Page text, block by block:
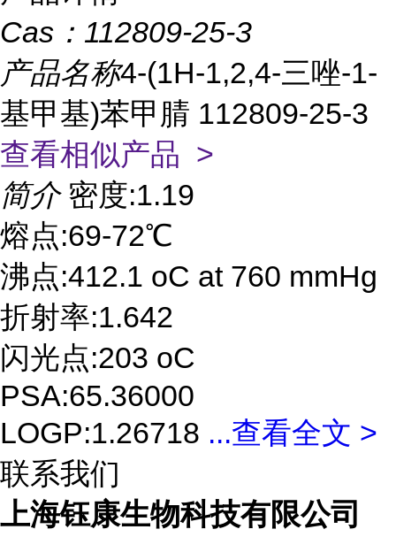
Cas： 112809-25-3
产品名称4-(1H-1,2,4-三唑-1-
基甲基)苯甲腈 112809-25-3
查看相似产品 >
简介 密度:1.19
熔点:69-72℃
沸点:412.1 oC at 760 mmHg
折射率:1.642
闪光点:203 oC
PSA:65.36000
LOGP:1.26718 ...查看全文 >
联系我们
上海钰康生物科技有限公司